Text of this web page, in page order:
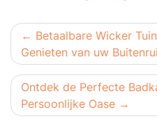
Betaalbare Wicker
Genieten van uw
Ontdek de Perfecte
Persoonlijke Oase